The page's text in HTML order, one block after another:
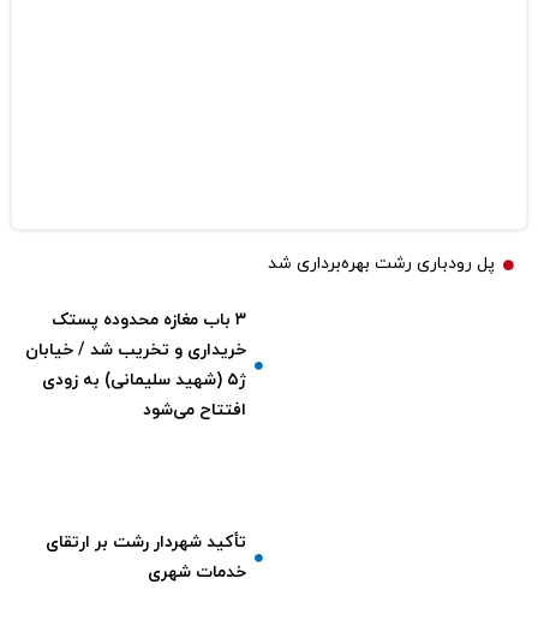
پل رودباری رشت بهره‌برداری شد
۳ باب مغازه محدوده پستک
خریداری و تخریب شد / خیابان
ژ۵ (شهید سلیمانی) به زودی
افتتاح می‌شود
تأکید شهردار رشت بر ارتقای
خدمات شهری